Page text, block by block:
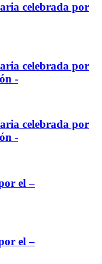
celebrada por
celebrada por
-
celebrada por
-
el –
el –